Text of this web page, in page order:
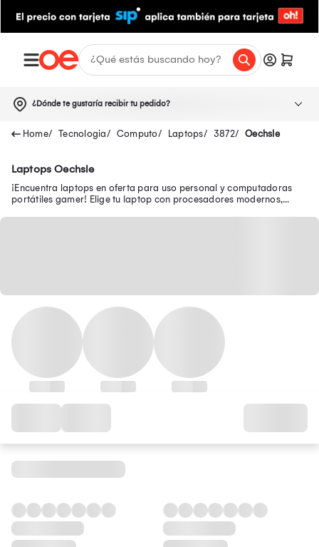
¿Dónde te gustaría recibir tu pedido?
Tecnologia Computo Laptops 3872 Oechsle
Laptops Oechsle
¡Encuentra laptops en oferta para uso personal y computadoras
portátiles gamer! Elige tu laptop con procesadores modernos,